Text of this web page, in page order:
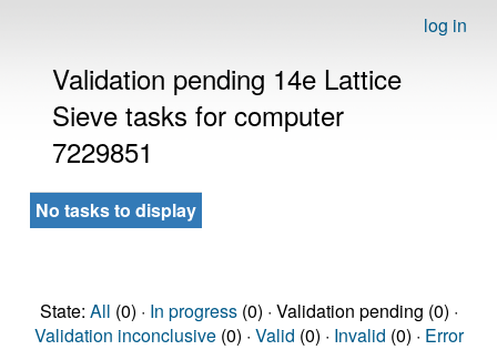
log in
Validation pending 14e Lattice
Sieve tasks for computer
7229851
No tasks to display
State: All (0) · In progress(0) · Validation pending (0) ·
Validation inconclusive(0) · Valid (0) · Invalid (0) · Error